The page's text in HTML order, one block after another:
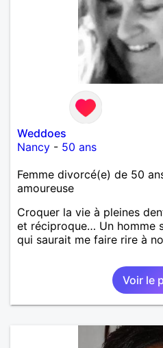
Weddoes
Nancy - 50 ans
Femme divorcé(e) de 50
amoureuse
Croquer la vie à pleines
et réciproque… Un homme
qui saurait me faire rire à
Voir le